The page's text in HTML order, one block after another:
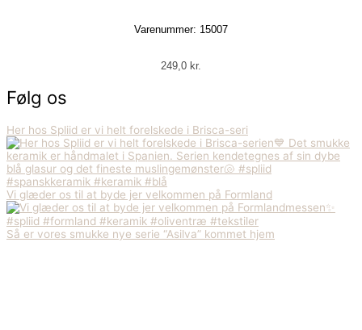
Varenummer: 15007
249,0 kr.
Følg os
Her hos Spliid er vi helt forelskede i Brisca-seri
Vi glæder os til at byde jer velkommen på Formland
Så er vores smukke nye serie “Asilva” kommet hjem